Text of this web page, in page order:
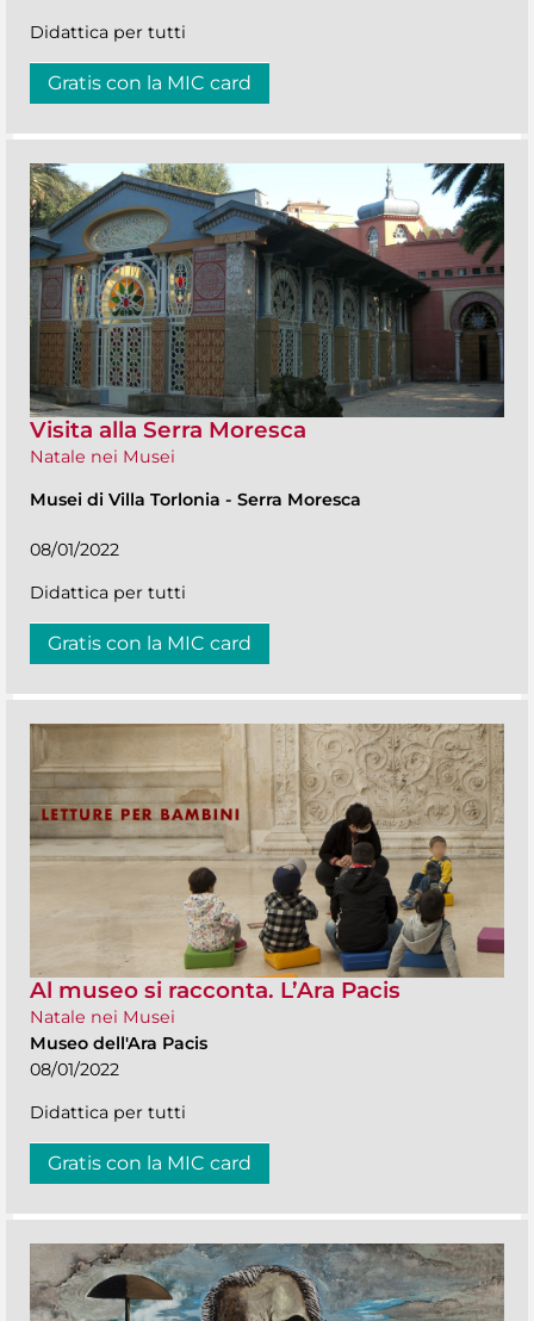
Didattica per tutti
Gratis con la MIC card
Visita alla Serra Moresca
Natale nei Musei
Musei di Villa Torlonia - Serra Moresca
08/01/2022
Didattica per tutti
Gratis con la MIC card
Al museo si racconta. L’Ara Pacis
Natale nei Musei
Museo dell'Ara Pacis
08/01/2022
Didattica per tutti
Gratis con la MIC card